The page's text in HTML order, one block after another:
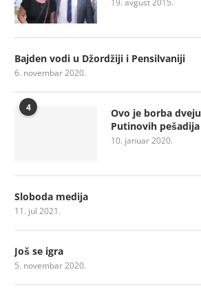
19. avgust 2015.
Bajden vodi u Džordžiji i Pensilvaniji
6. novembar 2020.
4
Ovo je borba dveju
Putinovih pešadija
10. januar 2020.
Sloboda medija
11. jul 2021.
Još se igra
5. novembar 2020.